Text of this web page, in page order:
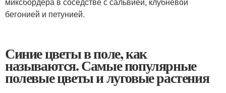
бегонией и петунией.
Синие цветы в поле, как
называются. Самые популярные
полевые цветы и луговые растения